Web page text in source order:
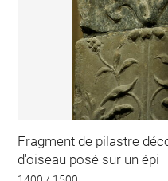
Fragment de pilastre
d'oiseau posé sur un épi